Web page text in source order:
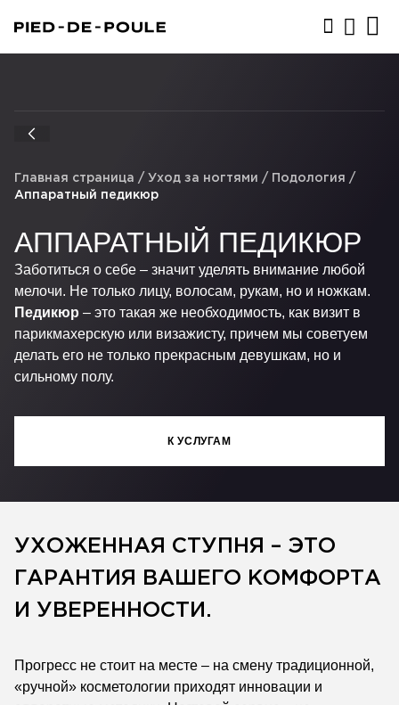
Главная страница / Уход за ногтями / Подология /
Аппаратный педикюр
АППАРАТНЫЙ ПЕДИКЮР
Заботиться о себе – значит уделять внимание любой
мелочи. Не только лицу, волосам, рукам, но и ножкам.
Педикюр – это такая же необходимость, как визит в
парикмахерскую или визажисту, причем мы советуем
делать его не только прекрасным девушкам, но и
сильному полу.
К УСЛУГАМ
УХОЖЕННАЯ СТУПНЯ – ЭТО
ГАРАНТИЯ ВАШЕГО КОМФОРТА
И УВЕРЕННОСТИ.
Прогресс не стоит на месте – на смену традиционной,
«ручной» косметологии приходят инновации и